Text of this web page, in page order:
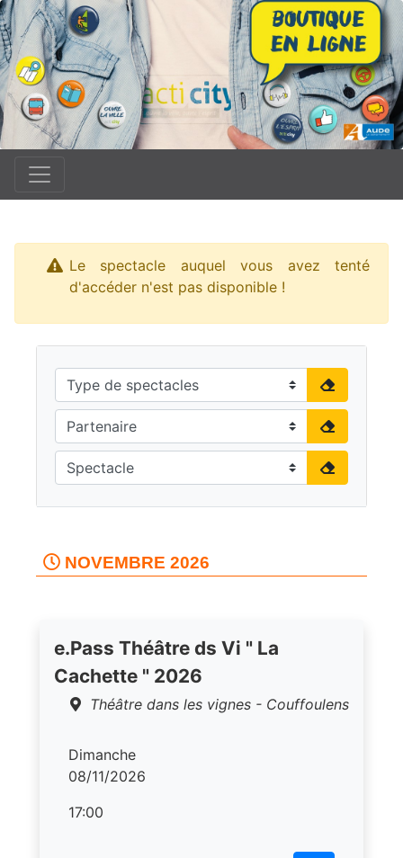
Le spectacle auquel vous avez tenté
d'accéder n'est pas disponible !
NOVEMBRE 2026
e.Pass Théâtre ds Vi " La
Cachette " 2026
Théâtre dans les vignes - Couffoulens
Dimanche
08/11/2026
17:00